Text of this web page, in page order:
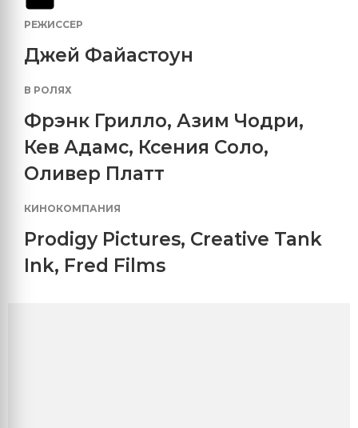
РЕЖИССЕР
Джей Файастоун
В РОЛЯХ
Фрэнк Грилло, Азим Чодри,
Кев Адамс, Ксения Соло,
Оливер Платт
КИНОКОМПАНИЯ
Prodigy Pictures, Creative Tank
Ink, Fred Films